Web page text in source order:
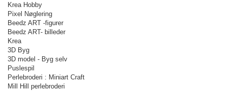
Krea Hobby
Pixel Nøglering
Beedz ART -figurer
Beedz ART- billeder
Krea
3D Byg
3D model - Byg selv
Puslespil
Perlebroderi : Miniart Craft
Mill Hill perlebroderi